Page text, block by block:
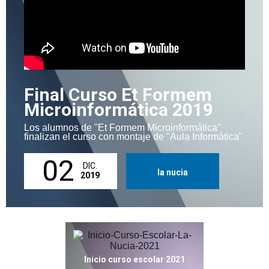
Final Curso Et Formem
Microinformática 2019
Los alumnos de "Et Formem Microinformática"
finalizan el curso con montaje de "Aula Informática"
02
DIC.
2019
la nucia
Inicio curso escolar 2021